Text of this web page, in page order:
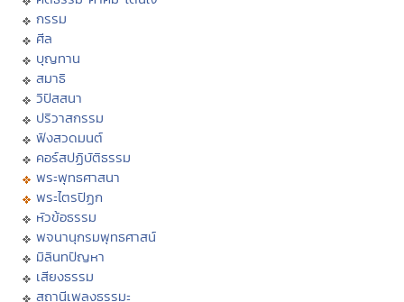
กรรม
ศีล
บุญทาน
สมาธิ
วิปัสสนา
ปริวาสกรรม
ฟังสวดมนต์
คอร์สปฏิบัติธรรม
พระพุทธศาสนา
พระไตรปิฏก
หัวข้อธรรม
พจนานุกรมพุทธศาสน์
มิลินทปัญหา
เสียงธรรม
สถานีเพลงธรรมะ